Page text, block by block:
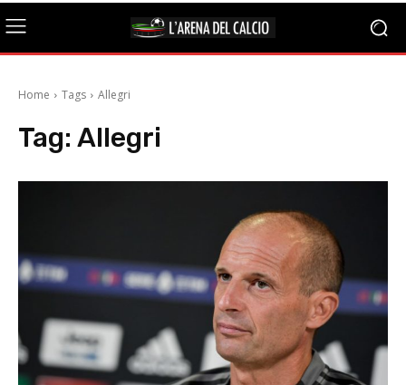
Home Tags Allegri
Tag: Allegri